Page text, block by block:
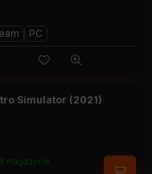
PC
Simulator (2021)
magazynie